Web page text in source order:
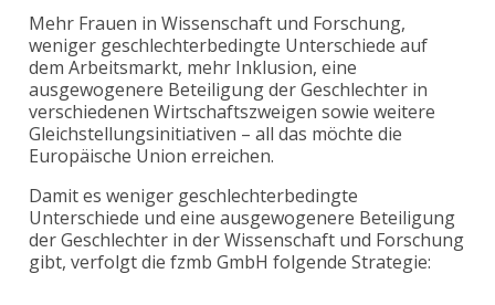
Mehr Frauen in Wissenschaft und Forschung,
weniger geschlechterbedingte Unterschiede auf
dem Arbeitsmarkt, mehr Inklusion, eine
ausgewogenere Beteiligung der Geschlechter in
verschiedenen Wirtschaftszweigen sowie weitere
Gleichstellungsinitiativen – all das möchte die
Europäische Union erreichen.
Damit es weniger geschlechterbedingte
Unterschiede und eine ausgewogenere Beteiligung
der Geschlechter in der Wissenschaft und Forschung
gibt, verfolgt die fzmb GmbH folgende Strategie: